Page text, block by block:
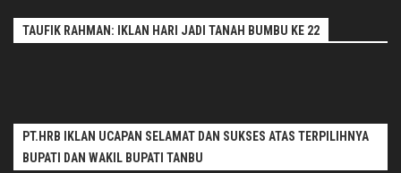
TAUFIK RAHMAN: IKLAN HARI JADI TANAH BUMBU KE 22
PT.HRB IKLAN UCAPAN SELAMAT DAN SUKSES ATAS TERPILIHNYA
BUPATI DAN WAKIL BUPATI TANBU